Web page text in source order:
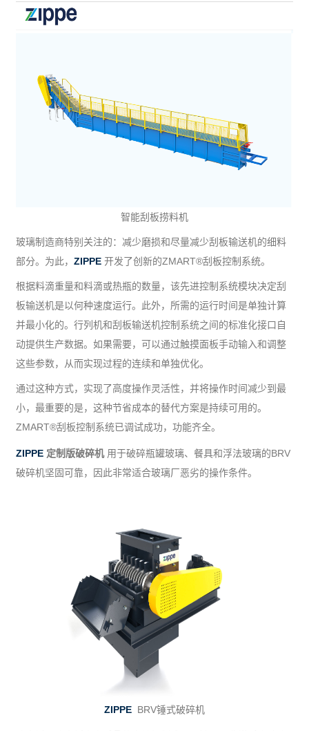
智能刮板捞料机
玻璃制造商特别关注的：减少磨损和尽量减少刮板输送机的细料
部分。为此， ZIPPE 开发了创新的ZMART®刮板控制系统。
根据料滴重量和料滴或热瓶的数量，该先进控制系统模块决定刮
板输送机是以何种速度运行。此外，所需的运行时间是单独计算
并最小化的。行列机和刮板输送机控制系统之间的标准化接口自
动提供生产数据。如果需要，可以通过触摸面板手动输入和调整
这些参数，从而实现过程的连续和单独优化。
通过这种方式，实现了高度操作灵活性，并将操作时间减少到最
小，最重要的是，这种节省成本的替代方案是持续可用的。
ZMART®刮板控制系统已调试成功，功能齐全。
ZIPPE 定制版破碎机 用于破碎瓶罐玻璃、餐具和浮法玻璃的BRV
破碎机坚固可靠，因此非常适合玻璃厂恶劣的操作条件。
ZIPPE BRV锤式破碎机